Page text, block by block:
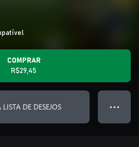
COMPRAR
R$29,45
DE DESEJOS ● ● ●